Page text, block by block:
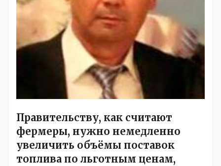
Правительству, как считают
фермеры, нужно немедленно
увеличить объёмы поставок
топлива по льготным ценам,